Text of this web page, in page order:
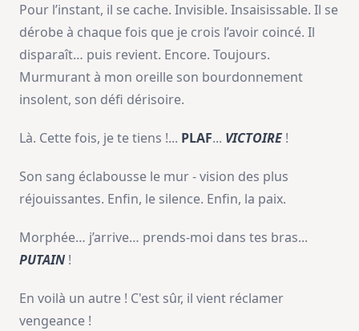
Pour l’instant, il se cache. Invisible. Insaisissable. Il se
dérobe à chaque fois que je crois l’avoir coincé. Il
disparaît… puis revient. Encore. Toujours.
Murmurant à mon oreille son bourdonnement
insolent, son défi dérisoire.
Là. Cette fois, je te tiens !... PLAF... VICTOIRE !
Son sang éclabousse le mur - vision des plus
réjouissantes. Enfin, le silence. Enfin, la paix.
Morphée… j’arrive… prends-moi dans tes bras...
PUTAIN !
En voilà un autre ! C'est sûr, il vient réclamer
vengeance !